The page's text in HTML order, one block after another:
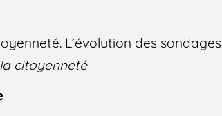
L’évolution des sondages
citoyenneté